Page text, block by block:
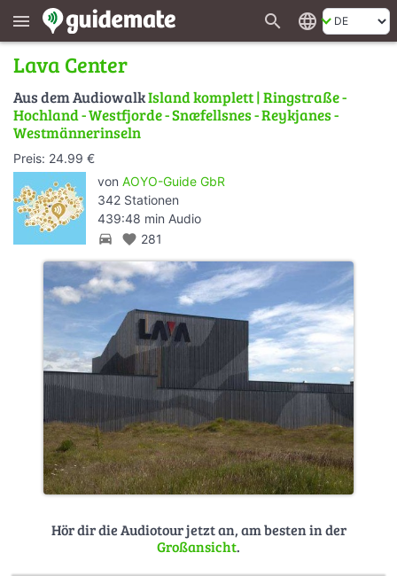
menu search language
Lava Center
Aus dem AudiowalkIsland komplett | Ringstraße -
Hochland - Westfjorde - Snæfellsnes - Reykjanes -
Westmännerinseln
Preis: 24.99 €
von AOYO-Guide GbR
342 Stationen
439:48 min Audio
directions_car favorite 281
Hör dir die Audiotour jetzt an, am besten in der
Großansicht.